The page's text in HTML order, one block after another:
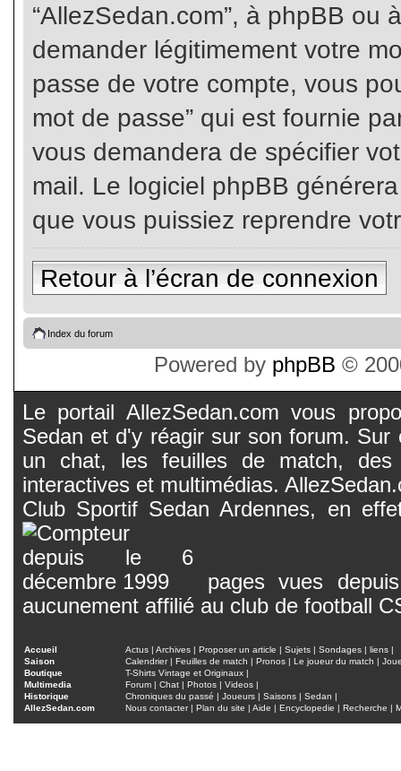
“AllezSedan.com”, à phpBB ou
demander légitimement votre
passe de votre compte, vous
mot de passe” qui est fournie
vous demandera de spécifier
mail. Le logiciel phpBB
que vous puissiez reprendre
Retour à l’écran de connexion
Index du forum
Powered by phpBB ©
Le portail AllezSedan.com vous
Sedan et d'y réagir sur son forum.
un chat, les feuilles de match, des
interactives et multimédias.
Club Sportif Sedan Ardennes, en
pages vues
aucunement affilié au club de football
Accueil Actus | Archives | Proposer un article | Sujets | Sondages | liens |
Saison
Calendrier| Feuilles de match | Pronos | Le joueur du match |
Boutique
T-Shirts Vintage et Originaux |
Multimedia
Forum | Chat | Photos | Videos |
Historique
Chroniques du passé | Joueurs | Saisons | Sedan |
AllezSedan.com
Nous contacter| Plan du site | Aide | Encyclopedie | Recherche |